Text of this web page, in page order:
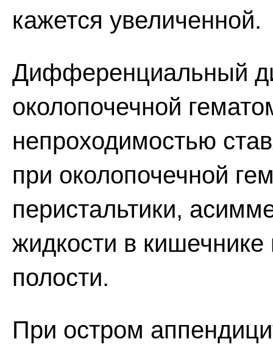
кажется увеличенной.
Дифференциальный
околопочечной
непроходимостью
при околопочечной
перистальтики,
жидкости в
полости.
При остром